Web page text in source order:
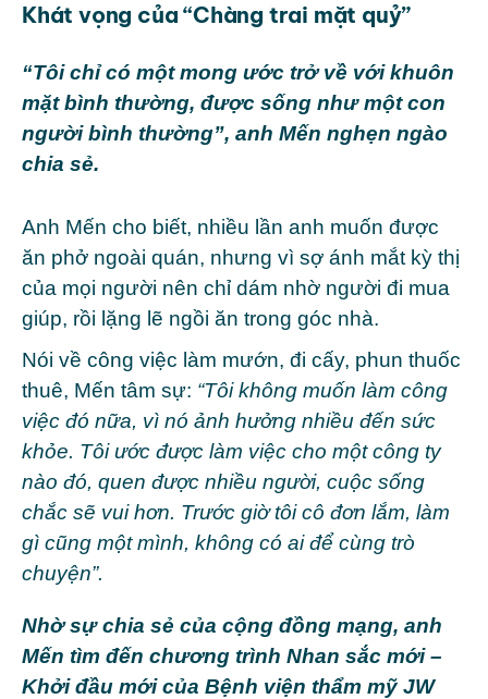
Khát vọng của “Chàng trai mặt quỷ”
“Tôi chỉ có một mong ước trở về với khuôn
mặt bình thường, được sống như một con
người bình thường”, anh Mến nghẹn ngào
chia sẻ.
Anh Mến cho biết, nhiều lần anh muốn được
ăn phở ngoài quán, nhưng vì sợ ánh mắt kỳ thị
của mọi người nên chỉ dám nhờ người đi mua
giúp, rồi lặng lẽ ngồi ăn trong góc nhà.
Nói về công việc làm mướn, đi cấy, phun thuốc
thuê, Mến tâm sự: “Tôi không muốn làm công
việc đó nữa, vì nó ảnh hưởng nhiều đến sức
khỏe. Tôi ước được làm việc cho một công ty
nào đó, quen được nhiều người, cuộc sống
chắc sẽ vui hơn. Trước giờ tôi cô đơn lắm, làm
gì cũng một mình, không có ai để cùng trò
chuyện”.
Nhờ sự chia sẻ của cộng đồng mạng, anh
Mến tìm đến chương trình Nhan sắc mới –
Khởi đầu mớicủa Bệnh viện thẩm mỹ JW